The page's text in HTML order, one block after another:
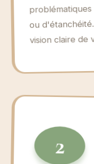
ou
vision claire de
2